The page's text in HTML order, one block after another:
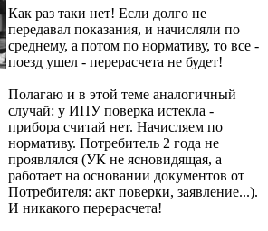
Как раз таки нет! Если долго не
передавал показания, и начисляли по
среднему, а потом по нормативу, то все -
поезд ушел - перерасчета не будет!
Полагаю и в этой теме аналогичный
случай: у ИПУ поверка истекла -
прибора считай нет. Начисляем по
нормативу. Потребитель 2 года не
проявлялся (УК не ясновидящая, а
работает на основании документов от
Потребителя: акт поверки, заявление...).
И никакого перерасчета!